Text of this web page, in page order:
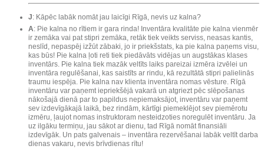
J: Kāpēc labāk nomāt jau laicīgi Rīgā, nevis uz kalna?
A: Pie kalna no rītiem ir gara rinda! Inventāra kvalitāte pie kalna vienmēr
ir zemāka vai pat stipri zemāka, retāk tiek veikts serviss, neasas kantis,
neslīd, nepaspēj izžūt zābaki, jo ir priekšstats, ka pie kalna paņems visu,
kas būs! Pie kalna ļoti reti tiek piedāvāts vidējas un augstākas klases
inventārs. Pie kalna tiek mazāk veltīts laiks pareizai izmēra izvēlei un
inventāra regulēšanai, kas saistīts ar rindu, kā rezultātā stipri palielinās
traumu iespēja. Pie kalna nav klienta inventāra nomas vēsture. Rīgā
inventāru var paņemt iepriekšējā vakarā un atgriezt pēc slēpošanas
nākošajā dienā par to papildus nepiemaksājot, inventāru var paņemt
sev izdevīgākajā laikā, bez rindām, kārtīgi piemeklējot sev piemērotu
izmēru, ļaujot nomas instruktoram nesteidzoties noregulēt inventāru. Ja
uz ilgāku termiņu, jau sākot ar dienu, tad Rīgā nomāt finansiāli
izdevīgāk. Un pats galvenais – inventāra rezervēšanai labāk veltīt darba
dienas vakaru, nevis brīvdienas rītu!